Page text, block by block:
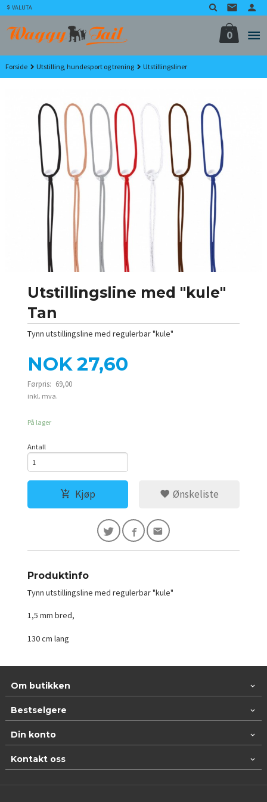
Gå
til
innholdet
VALUTA
0
Forside Utstilling, hundesport og trening Utstillingsliner
Utstillingsline med "kule"
Tan
Tynn utstillingsline med regulerbar "kule"
Tilbud
NOK27,60
Førpris: 69,00
Rabatt
inkl. mva.
På lager
Antall
Kjøp Ønskeliste
Produktinfo
Tynn utstillingsline med regulerbar "kule"
1,5 mm bred,
130 cm lang
Om butikken
Bestselgere
Din konto
Kontakt oss